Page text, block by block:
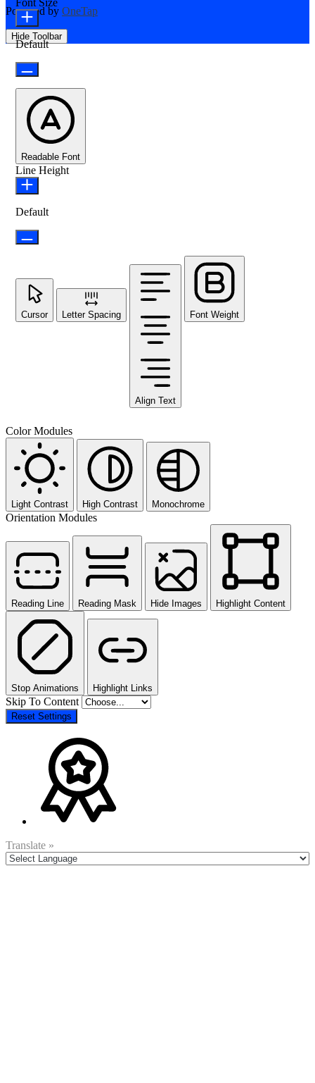
Powered by OneTap
Hide Toolbar
Font Size
Default
Readable Font
Line Height
Default
Cursor Letter Spacing
Align Text
Font Weight
Color Modules
Light Contrast High Contrast Monochrome
Orientation Modules
Reading Line Reading Mask Hide Images Highlight Content
Stop Animations Highlight Links
Skip To Content
Reset Settings
Translate »